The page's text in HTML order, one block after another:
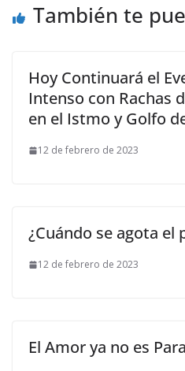
También te
Hoy Continuará el
Intenso con Rachas
en el Istmo y Golfo
12 de febrero de 2023
¿Cuándo se agota el
12 de febrero de 2023
El Amor ya no es